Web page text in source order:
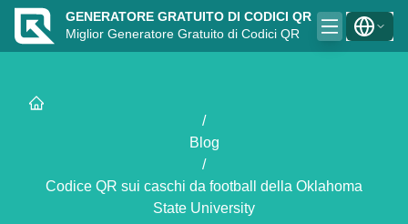
GENERATORE GRATUITO DI CODICI QR
Miglior Generatore Gratuito di Codici QR
/
Blog
/
Codice QR sui caschi da football della Oklahoma
State University